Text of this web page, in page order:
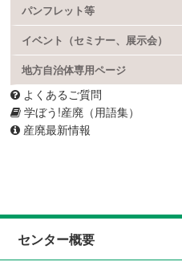
パンフレット等
イベント（セミナー、展示会）
地方自治体専用ページ
よくあるご質問
学ぼう!産廃（用語集）
産廃最新情報
センター概要